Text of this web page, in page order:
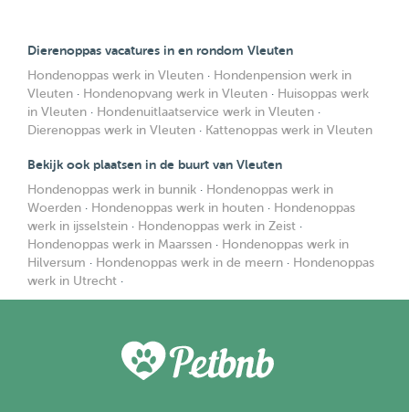
Dierenoppas vacatures in en rondom Vleuten
Hondenoppas werk in Vleuten · Hondenpension werk in
Vleuten · Hondenopvang werk in Vleuten · Huisoppas werk
in Vleuten · Hondenuitlaatservice werk in Vleuten ·
Dierenoppas werk in Vleuten · Kattenoppas werk in Vleuten
Bekijk ook plaatsen in de buurt van Vleuten
Hondenoppas werk in bunnik · Hondenoppas werk in
Woerden · Hondenoppas werk in houten · Hondenoppas
werk in ijsselstein · Hondenoppas werk in Zeist ·
Hondenoppas werk in Maarssen · Hondenoppas werk in
Hilversum · Hondenoppas werk in de meern · Hondenoppas
werk in Utrecht ·